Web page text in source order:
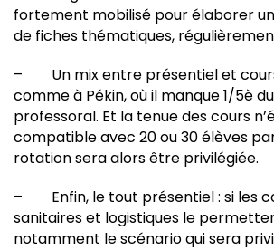
fortement mobilisé pour élaborer un
de fiches thématiques,
– Un mix entre présentiel et
comme à Pékin, où il manque 1/5è
professoral. Et la tenue des cours
compatible avec 20 ou 30 élèves
rotation sera alors être privilégiée.
– Enfin, le tout présentiel : si les
sanitaires et logistiques le
notamment le scénario qui sera